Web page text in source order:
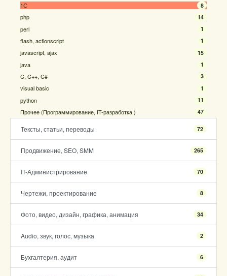
1С 8
php 14
perl 1
flash, actionscript 1
javascript, ajax 15
java 1
C, C++, C# 3
visual basic 1
python 11
Прочее (Программирование, IT-разработка ) 47
Тексты, статьи, переводы 72
Продвижение, SEO, SMM 265
IT-Администрирование 70
Чертежи, проектирование 8
Фото, видео, дизайн, графика, анимация 34
Audio, звук, голос, музыка 2
Бухгалтерия, аудит 6